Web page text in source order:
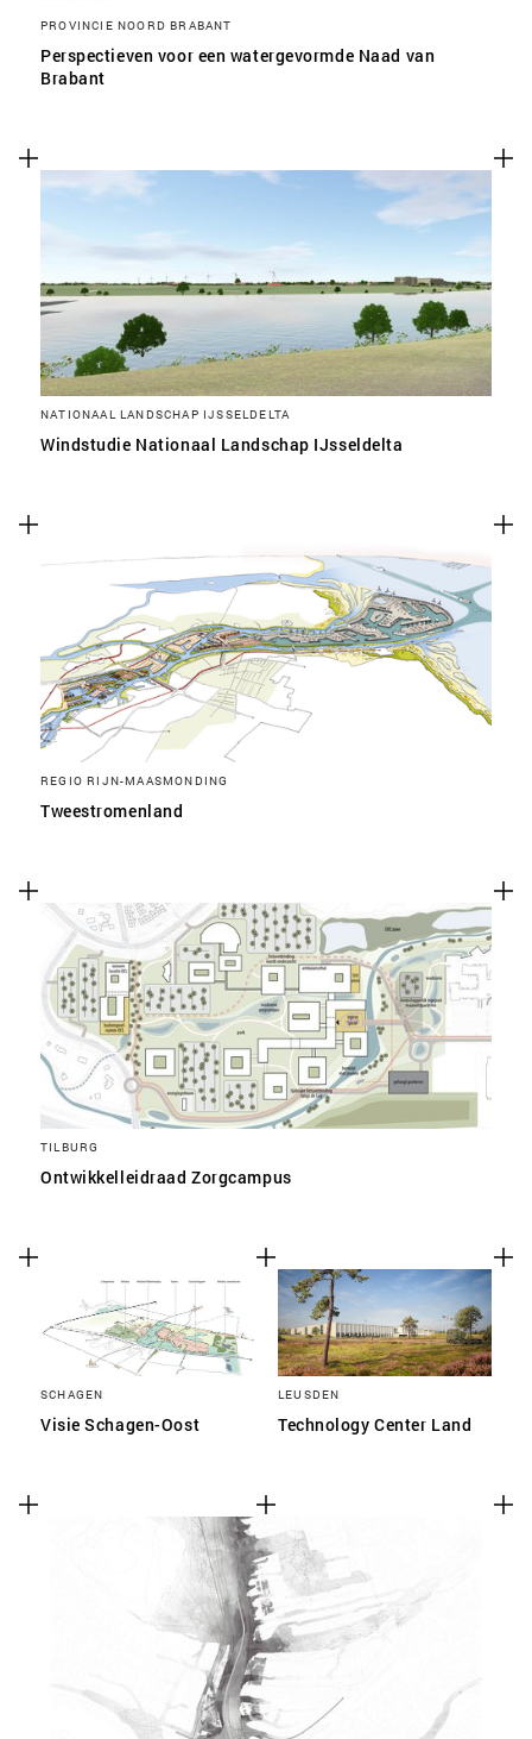
PROVINCIE NOORD BRABANT
Perspectieven voor een watergevormde Naad van
Brabant
NATIONAAL LANDSCHAP IJSSELDELTA
Windstudie Nationaal Landschap IJsseldelta
REGIO RIJN-MAASMONDING
Tweestromenland
TILBURG
Ontwikkelleidraad Zorgcampus
SCHAGEN
Visie Schagen-Oost
LEUSDEN
Technology Center Land